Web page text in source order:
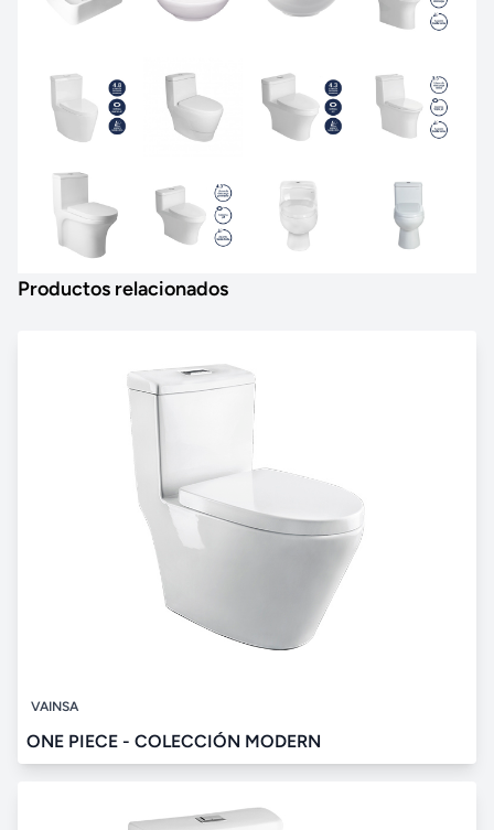
Productos relacionados
VAINSA
ONE PIECE - COLECCIÓN MODERN